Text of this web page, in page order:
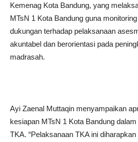
Kemenag Kota Bandung, yang
MTsN 1 Kota Bandung guna
dukungan terhadap pelaksanaan
akuntabel dan berorientasi pada
madrasah.
Ayi Zaenal Muttaqin menyampaikan
kesiapan MTsN 1 Kota Bandung
TKA. “Pelaksanaan TKA ini